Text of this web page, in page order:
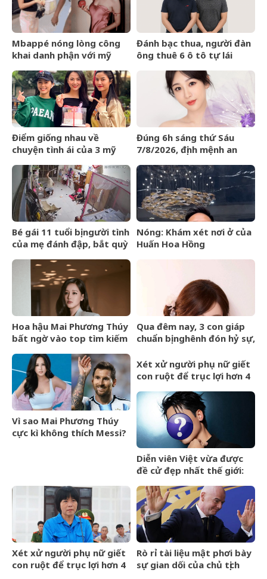
Mbappé nóng lòng công
khai danh phận với mỹ
rồi
Đánh bạc thua, người đàn
ông thuê 6 ô tô tự lái
Điểm giống nhau về
chuyện tình ái của 3 mỹ
Đúng 6h sáng thứ Sáu
7/8/2026, định mệnh an
như cá chép hóa rồng,
giàu có lên bất chấp
Bé gái 11 tuổi bị người tình
của mẹ đánh đập, bắt quỳ
Nóng: Khám xét nơi ở của
Huấn Hoa Hồng
Hoa hậu Mai Phương Thúy
bất ngờ vào top tìm kiếm
vọt
Qua đêm nay, 3 con giáp
chuẩn bị nghênh đón hỷ sự,
hương hóa Rồng hóa
Phượng
Vì sao Mai Phương Thúy
cực kì không thích Messi?
Xét xử người phụ nữ giết
con ruột để trục lợi hơn 4
Diễn viên Việt vừa được
đề cử đẹp nhất thế giới:
cưỡng, ăn tiền nhất là đôi
mắt cực phẩm
Xét xử người phụ nữ giết
con ruột để trục lợi hơn 4
Rò rỉ tài liệu mật phơi bày
sự gian dối của chủ tịch